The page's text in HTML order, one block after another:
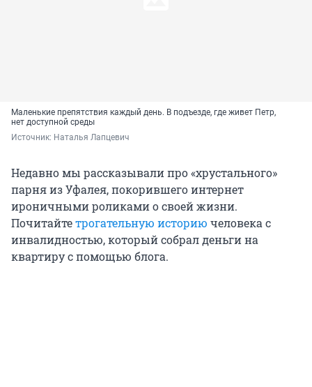
Маленькие препятствия каждый день. В подъезде, где живет Петр,
нет доступной среды
Источник: Наталья Лапцевич
Недавно мы рассказывали про «хрустального»
парня из Уфалея, покорившего интернет
ироничными роликами о своей жизни.
Почитайтетрогательную историю человека с
инвалидностью, который собрал деньги на
квартиру с помощью блога.